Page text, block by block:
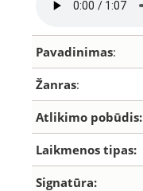
Pavadinimas:
Žanras:
Atlikimo pobūdis:
Laikmenos tipas:
Signatūra: